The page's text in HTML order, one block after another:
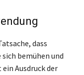
dass
bemühen und
Ausdruck der